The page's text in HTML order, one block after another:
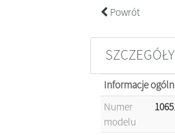
Powrót
Informacje
Numer
modelu